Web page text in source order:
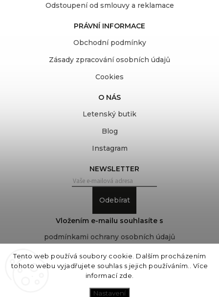
Tento web používá soubory cookie. Dalším procházením
tohoto webu vyjadřujete souhlas s jejich používáním.. Více
informací zde
Nastavení
Odstoupení od smlouvy a reklamace
PRÁVNÍ INFORMACE
Obchodní podmínky
Zásady zpracování osobních údajů
Cookies
O NÁS
Letenský butik
Blog
Instagram
NEWSLETTER
Odebírat
Vložením e-mailu souhlasíte s
podmínkami ochrany osobních údajů
COVEROVER
Upravit nastavení cookies